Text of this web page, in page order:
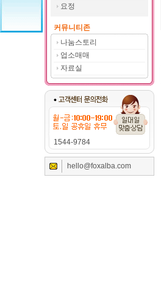
요정
커뮤니티존
나눔스토리
업소매매
자료실
1544-9784
hello@foxalba.com